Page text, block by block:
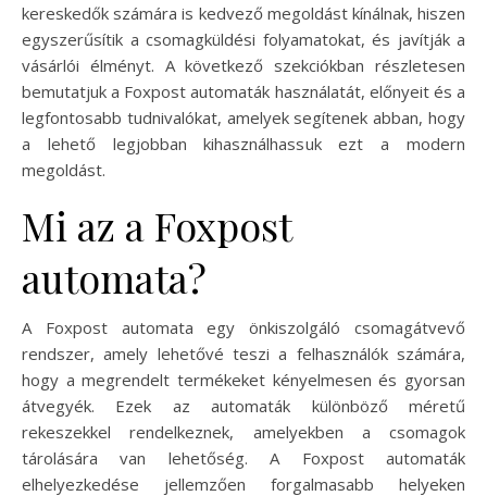
kereskedők számára is kedvező megoldást kínálnak, hiszen
egyszerűsítik a csomagküldési folyamatokat, és javítják a
vásárlói élményt. A következő szekciókban részletesen
bemutatjuk a Foxpost automaták használatát, előnyeit és a
legfontosabb tudnivalókat, amelyek segítenek abban, hogy
a lehető legjobban kihasználhassuk ezt a modern
megoldást.
Mi az a Foxpost
automata?
A Foxpost automata egy önkiszolgáló csomagátvevő
rendszer, amely lehetővé teszi a felhasználók számára,
hogy a megrendelt termékeket kényelmesen és gyorsan
átvegyék. Ezek az automaták különböző méretű
rekeszekkel rendelkeznek, amelyekben a csomagok
tárolására van lehetőség. A Foxpost automaták
elhelyezkedése jellemzően forgalmasabb helyeken